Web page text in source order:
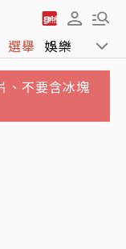
選舉 娛樂 運動
、不要含冰塊